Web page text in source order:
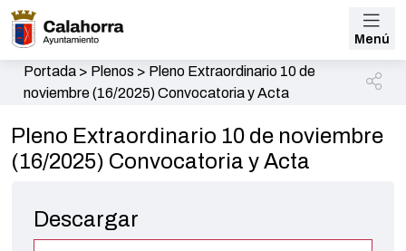
Menú
Portada> Plenos > Pleno Extraordinario 10 de
noviembre (16/2025) Convocatoria y Acta
Pleno Extraordinario 10 de noviembre
(16/2025) Convocatoria y Acta
Descargar